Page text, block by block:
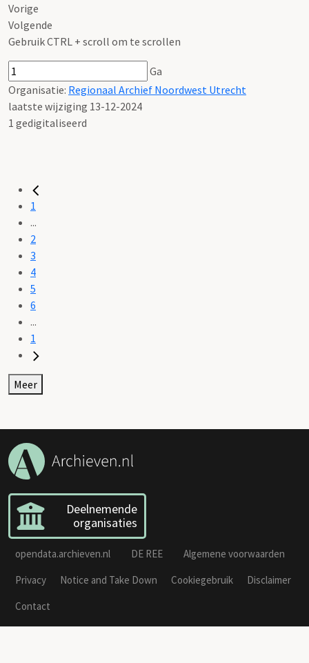
Vorige
Volgende
Gebruik CTRL + scroll om te scrollen
Ga
Organisatie: Regionaal Archief Noordwest Utrecht
laatste wijziging 13-12-2024
1 gedigitaliseerd
1
...
2
3
4
5
6
...
1
Meer
Deelnemende
organisaties
opendata.archieven.nl DE REE
Algemene voorwaarden
Privacy
Notice and Take Down Cookiegebruik
Disclaimer
Contact